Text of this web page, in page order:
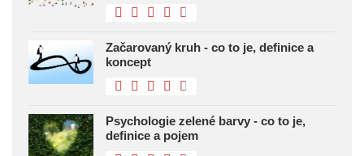
Začarovaný kruh - co to je, definice a
koncept
Psychologie zelené barvy - co to je,
definice a pojem